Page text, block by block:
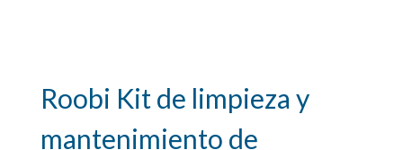
Roobi Kit de limpieza y
mantenimiento de